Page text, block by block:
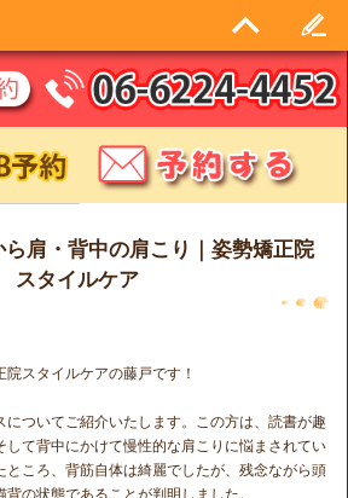
11月6日
肩・背中の肩こり｜姿勢矯正院
スタイルケア
スタイルケアの藤戸です！
についてご紹介いたします。この方は、読書が趣
して背中にかけて慢性的な肩こりに悩まされてい
ところ、背筋自体は綺麗でしたが、残念ながら頭
の状態であることが判明しました。